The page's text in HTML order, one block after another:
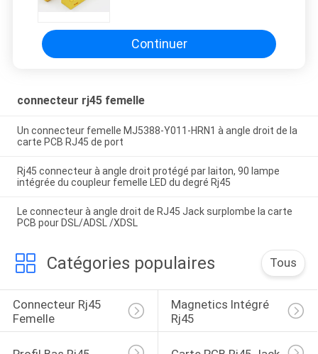
Continuer
connecteur rj45 femelle
Un connecteur femelle MJ5388-Y011-HRN1 à angle droit de la
carte PCB RJ45 de port
Rj45 connecteur à angle droit protégé par laiton, 90 lampe
intégrée du coupleur femelle LED du degré Rj45
Le connecteur à angle droit de RJ45 Jack surplombe la carte
PCB pour DSL/ADSL /XDSL
Catégories populaires Tous
Connecteur Rj45
Femelle
Magnetics Intégré
Rj45